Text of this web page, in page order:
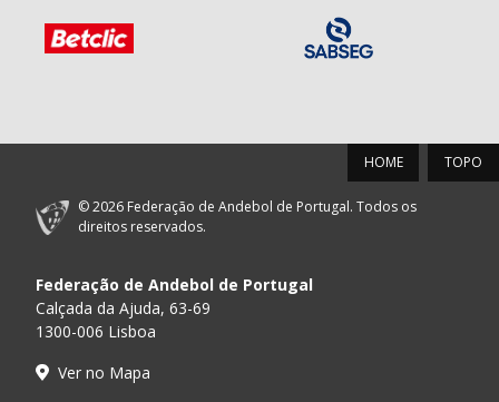
TOPO
HOME
© 2026 Federação de Andebol de Portugal. Todos os
direitos reservados.
Federação de Andebol de Portugal
Calçada da Ajuda, 63-69
1300-006 Lisboa
Ver no Mapa